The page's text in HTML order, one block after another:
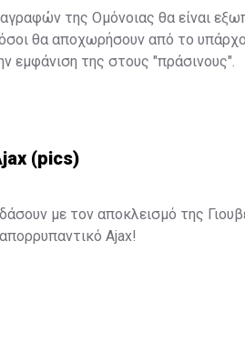
της Ομόνοιας θα είναι
θα αποχωρήσουν από το
εμφάνιση της στους "πράσινους".
(pics)
με τον αποκλεισμό της
Ajax!